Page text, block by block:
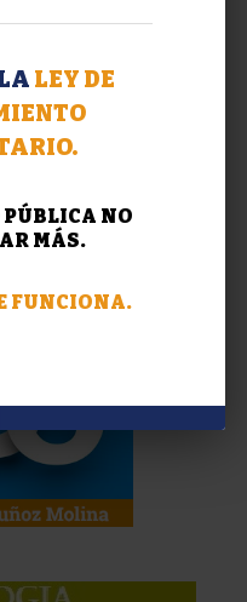
LEY DE
NO
MÁS.
FUNCIONA.